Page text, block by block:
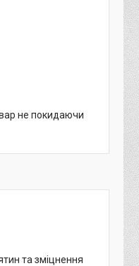
не покидаючи
та зміцнення